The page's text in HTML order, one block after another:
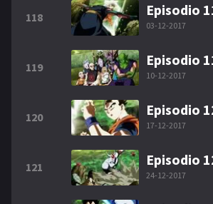
118 Episodio
03-12-2017
119 Episodio
10-12-2017
120 Episodio
17-12-2017
121 Episodio
24-12-2017